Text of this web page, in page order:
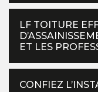
LF TOITURE
ET LES
CONFIEZ